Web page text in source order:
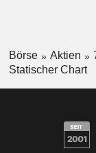
Börse Aktien
Statischer Chart